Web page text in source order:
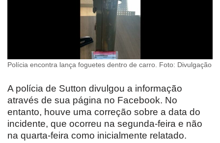
Polícia encontra lança foguetes dentro de carro. Foto: Divulgação
A polícia de Sutton divulgou a informação
através de sua página no Facebook. No
entanto, houve uma correção sobre a data do
incidente, que ocorreu na segunda-feira e não
na quarta-feira como inicialmente relatado.